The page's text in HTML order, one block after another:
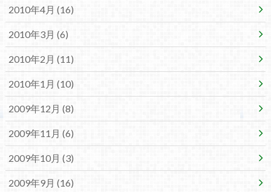
2010年4月 (16)
2010年3月 (6)
2010年2月 (11)
2010年1月 (10)
2009年12月 (8)
2009年11月 (6)
2009年10月 (3)
2009年9月 (16)